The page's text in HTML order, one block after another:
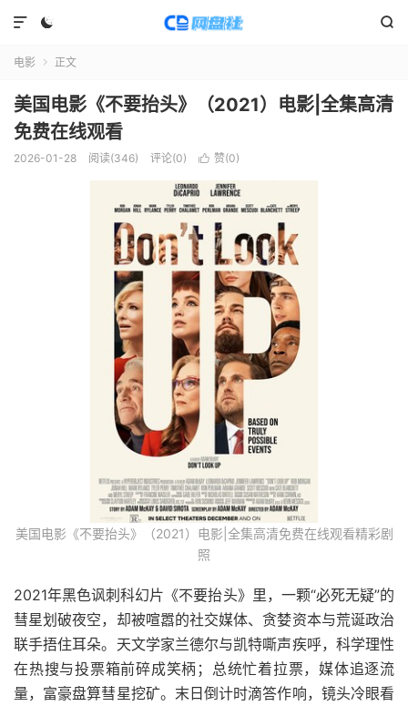
 

电影  正文
美国电影《不要抬头》（2021）电影|全集高清
免费在线观看
2026-01-28 阅读(346) 评论(0)  赞(0)
美国电影《不要抬头》（2021）电影|全集高清免费在线观看精彩剧
照
2021年黑色讽刺科幻片《不要抬头》里，一颗“必死无疑”的
彗星划破夜空，却被喧嚣的社交媒体、贪婪资本与荒诞政治
联手捂住耳朵。天文学家兰德尔与凯特嘶声疾呼，科学理性
在热搜与投票箱前碎成笑柄；总统忙着拉票，媒体追逐流
量，富豪盘算彗星挖矿。末日倒计时滴答作响，镜头冷眼看